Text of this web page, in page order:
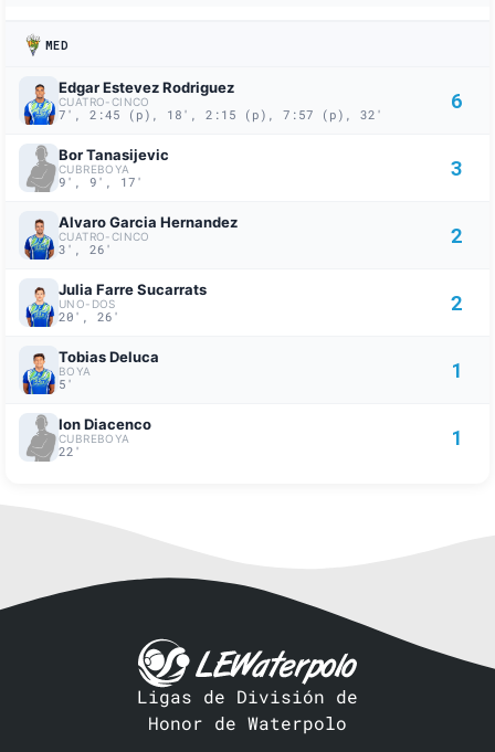
MED
Edgar Estevez Rodriguez
CUATRO-CINCO
7', 2:45 (p), 18', 2:15 (p), 7:57 (p), 32'
6
Bor Tanasijevic
CUBREBOYA
9', 9', 17'
3
Alvaro Garcia Hernandez
CUATRO-CINCO
3', 26'
2
Julia Farre Sucarrats
UNO-DOS
20', 26'
2
Tobias Deluca
BOYA
5'
1
Ion Diacenco
CUBREBOYA
22'
1
Ligas de División de
Honor de Waterpolo